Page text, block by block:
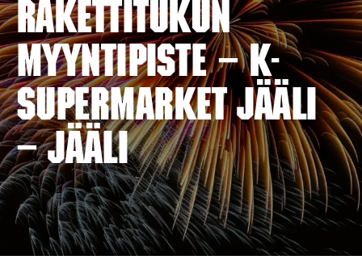
Rakettitukun
myyntipiste – K-
SUPERMARKET JÄÄLI
– JÄÄLI